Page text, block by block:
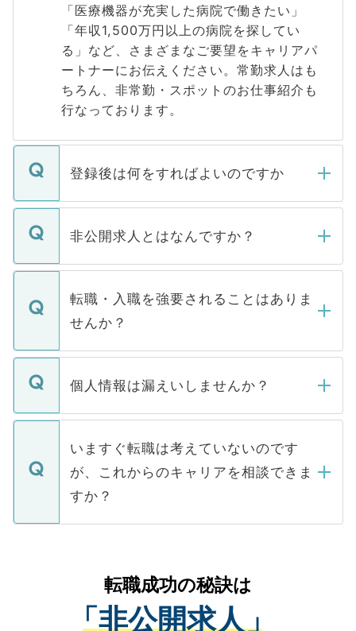
「医療機器が充実した病院で働きたい」
「年収1,500万円以上の病院を探してい
る」など、さまざまなご要望をキャリアパ
ートナーにお伝えください。常勤求人はも
ちろん、非常勤・スポットのお仕事紹介も
行なっております。
登録後は何をすればよいのですか
ご登録いただきましたら、弊社担当者がご
登録内容を確認し、その後メールもしくは
ます。通常、5営業日以内にはご連絡をせて
いただきますので、しばらくお待ちくださ
非公開求人とはなんですか？
マイナビDOCTORで取り扱っている求人の
うち約3割は、Webサイトからご覧いただ
けない「非公開求人」です。非公開求人は
下記の理由によって、一般には公開してい
ません。
■応募殺到を避けるため 人気のある医療機
関を公にしてしまうと、応募が殺到する場
に、医療機関が求める条件に合った人材の
みを人材紹介会社に依頼するケースが増え
ています。
転職・入職を強要されることはありま
せんか？
転職・入職を強要することは一切ありませ
ん。また、仮に応募先から内定をいただい
定を承諾する必要はありません。内定先へ
の辞退の連絡はキャリアパートナーが行い
個人情報は漏えいしませんか？
個人情報が漏えいすることはありませんの
で、ご安心ください。当サイトからの登録
などで収集したご登録者様の個人情報は、
ご本人のキャリアアップおよび転職活動の
支援を目的に使用いたします。お預かりし
ているすべての個人データはご本人の許可
は、個人情報の取り扱いについての厳密な
管理基準を満たした事業者のみに付与され
る、プライバシーマークを取得済みです。
いますぐ転職は考えていないのです
が、これからのキャリアを相談できま
すか？
かがいして、現在の医療機関の状況や紹介
経験をまじえながら、適切なアドバイスを
させていただきます。すぐにご転職をされ
転職成功の秘訣は
「非公開求人」